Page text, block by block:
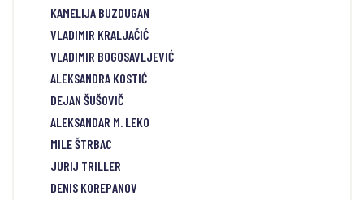
KAMELIJA BUZDUGAN
VLADIMIR KRALJAČIĆ
VLADIMIR BOGOSAVLJEVIĆ
ALEKSANDRA KOSTIĆ
DEJAN ŠUŠOVIČ
ALEKSANDAR M. LEKO
MILE ŠTRBAC
JURIJ TRILLER
DENIS KOREPANOV